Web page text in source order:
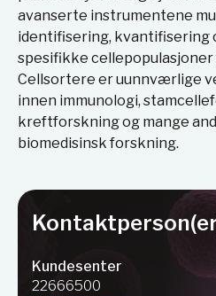
avanserte instrumentene
identifisering, kvantifisering
spesifikke
Cellsortere er uunnværlige
innen immunologi,
kreftforskning og mange
biomedisinsk forskning.
Kundesenter
22666500